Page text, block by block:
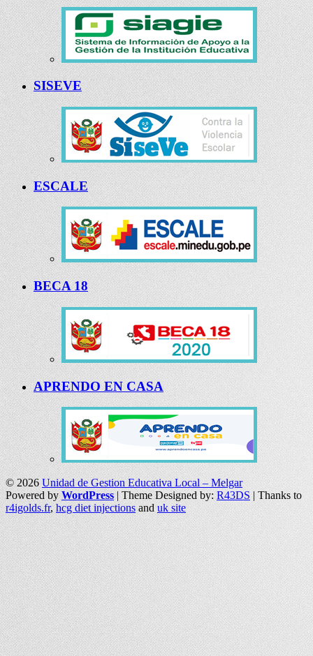
SISEVE
ESCALE
BECA 18
APRENDO EN CASA
© 2026Unidad de Gestion Educativa Local – Melgar
Powered byWordPress| Theme Designed by:R43DS| Thanks to
r4igolds.fr,hcg diet injections anduk site